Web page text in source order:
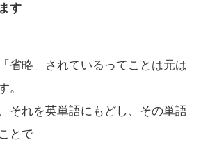
す
省略」されているってことは元は
。
それを英単語にもどし、その単語
とで